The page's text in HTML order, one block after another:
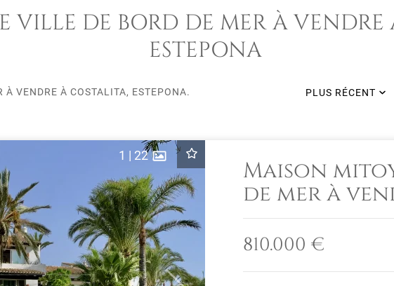
VILLE DE BORD DE MER À VENDRE
ESTEPONA
VENDRE À COSTALITA, ESTEPONA. PLUS RÉCENT
1 | 22
Maison
de mer à
810.000 €